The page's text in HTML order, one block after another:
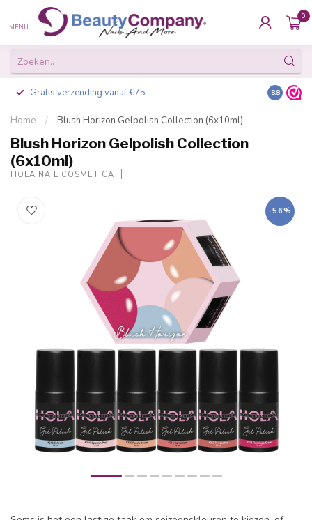
MENU
0
Gratis verzending vanaf €75 Besteld
8.8
Home / Blush Horizon Gelpolish Collection (6x10ml)
Blush Horizon Gelpolish Collection
(6x10ml)
HOLA NAIL COSMETICA
-56%